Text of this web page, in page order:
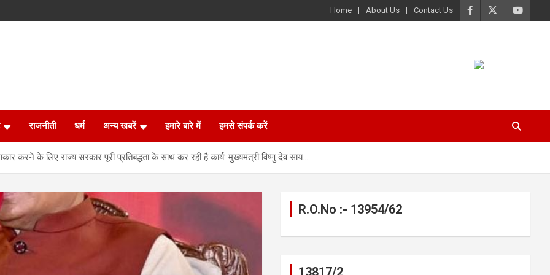
Home About Us Contact Us
राजनीती धर्म अन्य खबरें हमारे बारे में हमसे संपर्क करें
करने के लिए राज्य सरकार पूरी प्रतिबद्धता के साथ कर रही है कार्य: मुख्यमंत्री विष्णु देव साय…..
R.O.No :- 13954/62
13817/2